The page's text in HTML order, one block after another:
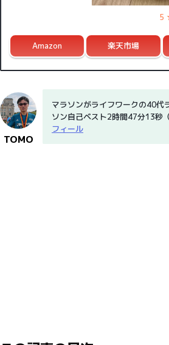
5
Amazon 楽天市場
マラソンがライフワークの40代
ソン自己ベスト2時間47分13秒
フィール
TOMO